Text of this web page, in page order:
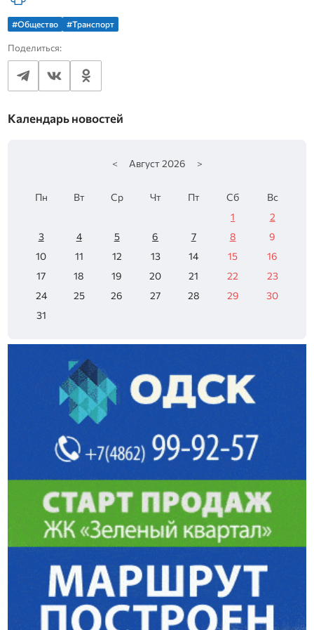
#Общество #Транспорт
Поделиться:
Календарь новостей
< Август 2026 >
Пн Вт Ср Чт Пт Сб
Вс
1
2
3
4 5 6 7 8
9
10
11 12 13 14 15
16
17
18 19 20 21 22
23
24
25 26 27 28 29
30
31